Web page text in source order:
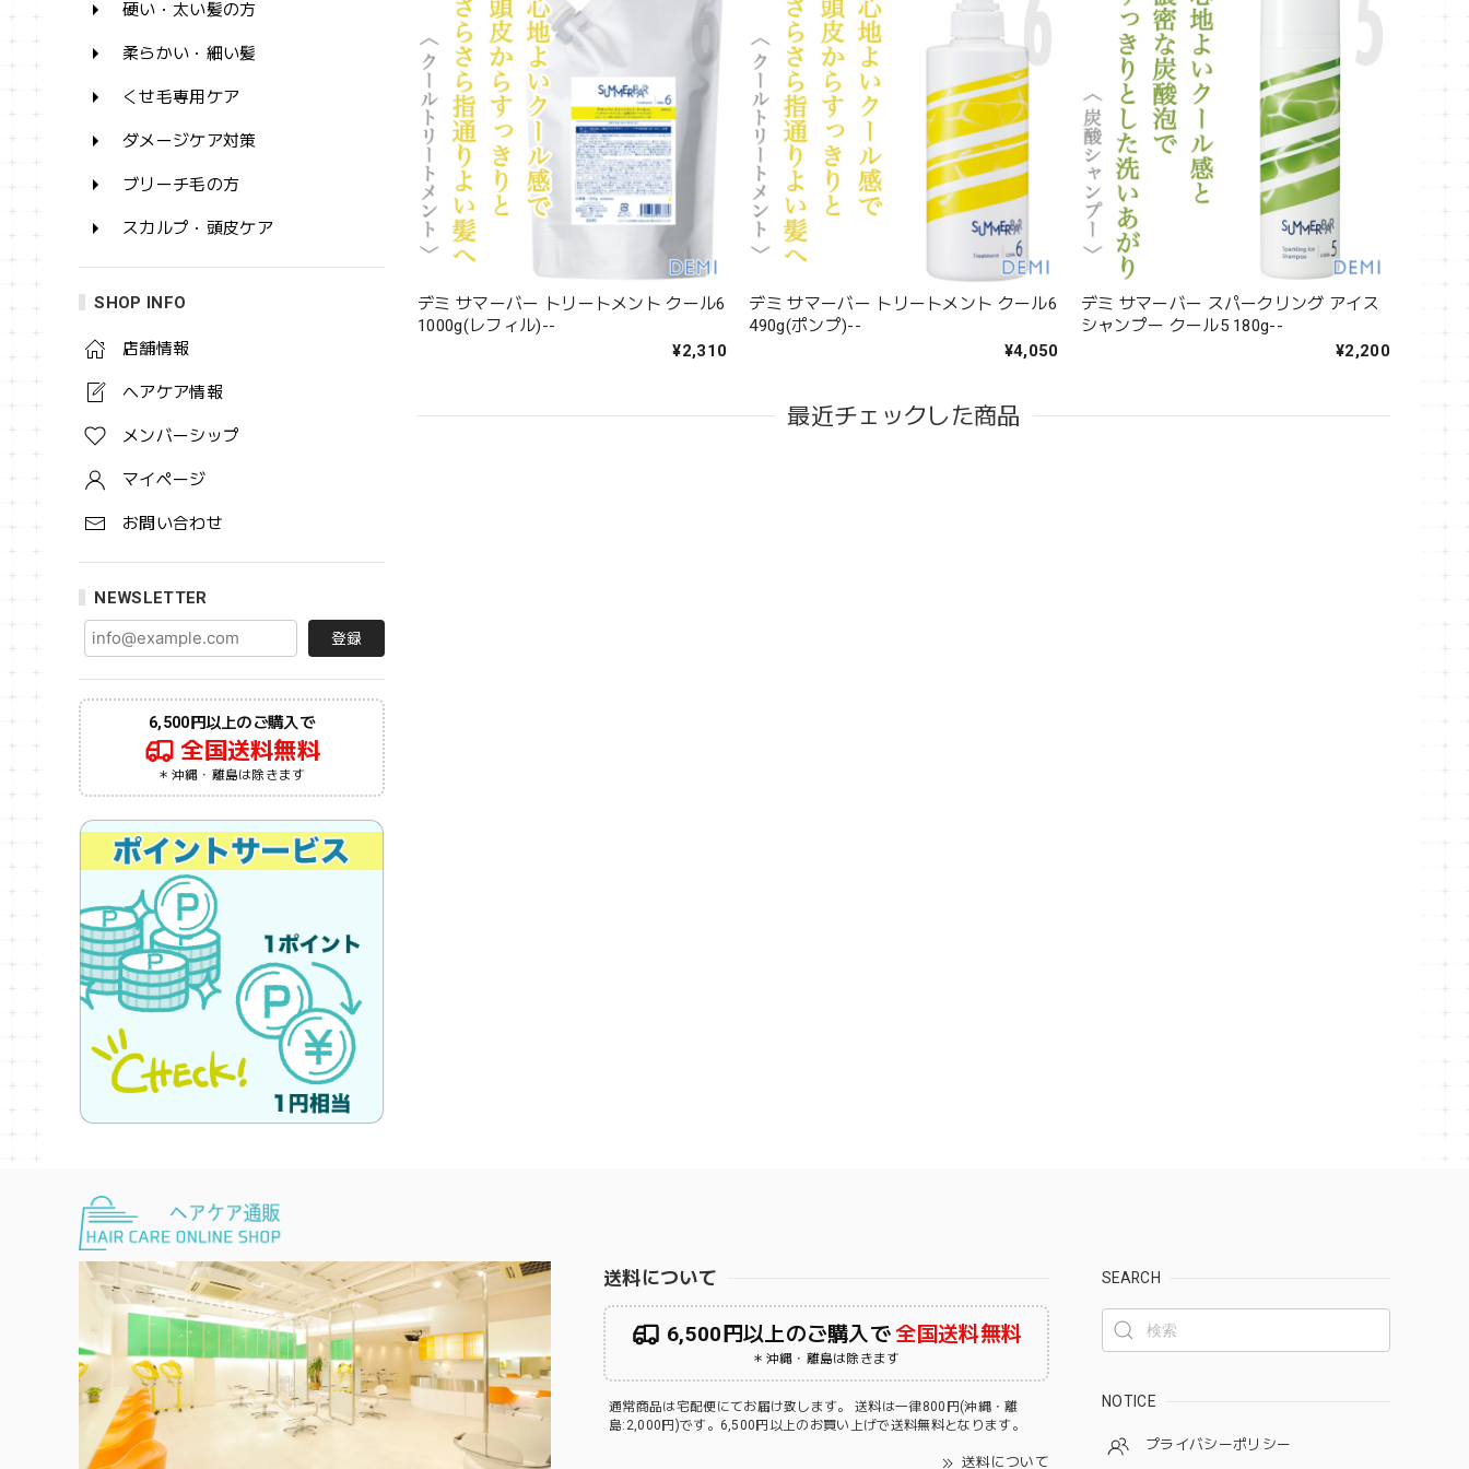
硬い・太い髪の方
柔らかい・細い髪
くせ毛専用ケア
ダメージケア対策
ブリーチ毛の方
スカルプ・頭皮ケア
SHOP INFO
店舗情報
ヘアケア情報
メンバーシップ
マイページ
お問い合わせ
NEWSLETTER
登録
6,500円以上のご購入で
全国送料無料
＊沖縄・離島は除きます
デミ サマーバー トリートメント クール6
1000g(レフィル)--
¥2,310
デミ サマーバー トリートメント クール6
490g(ポンプ)--
¥4,050
デミ サマーバー スパークリング アイス
シャンプー クール5 180g--
¥2,200
最近チェックした商品
送料について
6,500円以上のご購入で全国送料無料
＊沖縄・離島は除きます
通常商品は宅配便にてお届け致します。 送料は一律800円(沖縄・離
島:2,000円)です。6,500円以上のお買い上げで送料無料となります。
送料について
SEARCH
NOTICE
プライバシーポリシー